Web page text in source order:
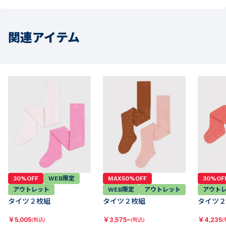
関連アイテム
30%OFF
WEB限定
アウトレット
タイツ２枚組
￥5,005(税込)
MAX50%OFF
WEB限定
アウトレット
タイツ２枚組
￥3,575~(税込)
アウト
タイツ
￥ 4,235(